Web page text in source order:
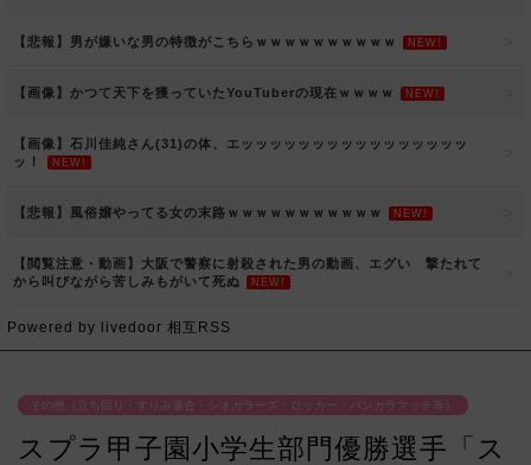
【悲報】男が嫌いな男の特徴がこちらｗｗｗｗｗｗｗｗｗｗ NEW!
【画像】かつて天下を獲っていたYouTuberの現在ｗｗｗｗ NEW!
【画像】石川佳純さん(31)の体、エッッッッッッッッッッッッッッッッ
ッ！
NEW!
【悲報】風俗嬢やってる女の末路ｗｗｗｗｗｗｗｗｗｗｗ NEW!
【閲覧注意・動画】大阪で警察に射殺された男の動画、エグい 撃たれて
から叫びながら苦しみもがいて死ぬ
NEW!
Powered by livedoor 相互RSS
その他（立ち回り・すりみ連合・シオカラーズ・ロッカー・バンカラマッチ等）
スプラ甲子園小学生部門優勝選手「ス